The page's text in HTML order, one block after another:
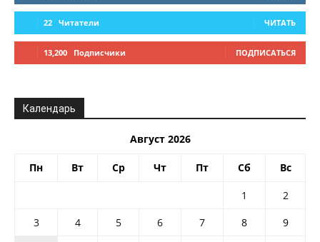
22 Читатели ЧИТАТЬ
13,200 Подписчики ПОДПИСАТЬСЯ
Календарь
Август 2026
Пн Вт Ср Чт Пт Сб Вс
1
2
3
4 5 6 7 8
9